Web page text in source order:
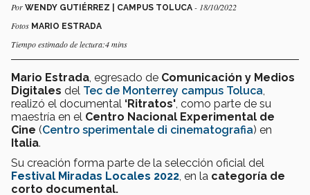
Por WENDY GUTIÉRREZ | CAMPUS TOLUCA - 18/10/2022
Fotos MARIO ESTRADA
Tiempo estimado de lectura:4 mins
Mario Estrada , egresado de Comunicación y Medios
Digitales del Tec de Monterrey campus Toluca
realizó el documental ‘Ritratos' , como parte de su
maestría en el Centro Nacional Experimental de
Cine (Centro sperimentale di cinematografia) en
Italia.
Su creación forma parte de la selección oficial del
Festival Miradas Locales 2022 , en la categoría de
corto documental.